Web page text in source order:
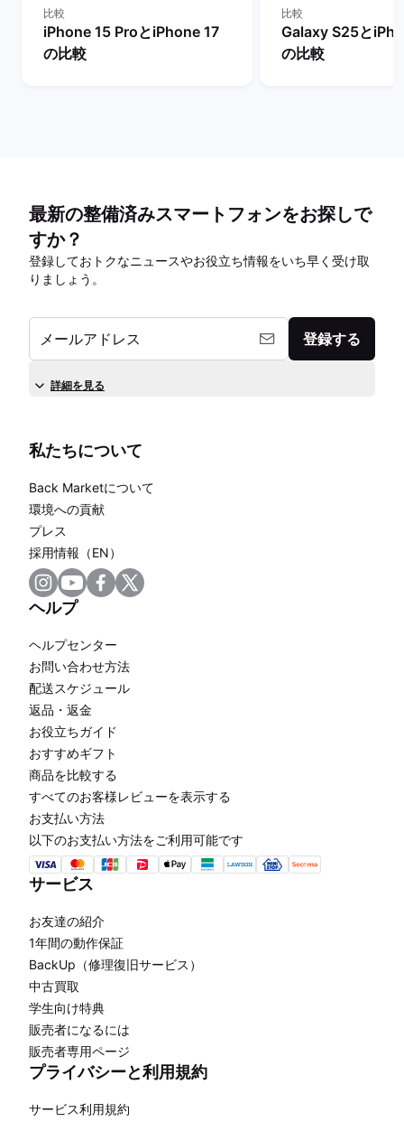
比較
iPhone 15 ProとiPhone 17
の比較
比較
Galaxy S25と
の比較
最新の整備済みスマートフォンをお探しで
すか？
登録しておトクなニュースやお役立ち情報をいち早く受け取
りましょう。
メールアドレス 登録する
詳細を見る
私たちについて
Back Marketについて
環境への貢献
プレス
採用情報（EN）
ヘルプ
ヘルプセンター
お問い合わせ方法
配送スケジュール
返品・返金
お役立ちガイド
おすすめギフト
商品を比較する
すべてのお客様レビューを表示する
お支払い方法
以下のお支払い方法をご利用可能です
サービス
お友達の紹介
1年間の動作保証
BackUp（修理復旧サービス）
中古買取
学生向け特典
販売者になるには
販売者専用ページ
プライバシーと利用規約
サービス利用規約